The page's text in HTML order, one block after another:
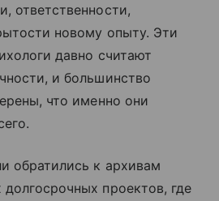
ответственности,
новому опыту. Эти
давно считают
и большинство
что именно они
обратились к архивам
проектов, где